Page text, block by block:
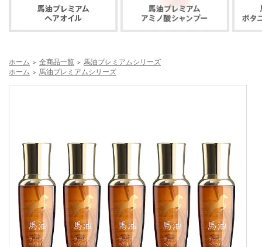
ホーム ＞ 全商品一覧 ＞ 馬油プレミアムシリーズ
ホーム ＞ 馬油プレミアムシリーズ